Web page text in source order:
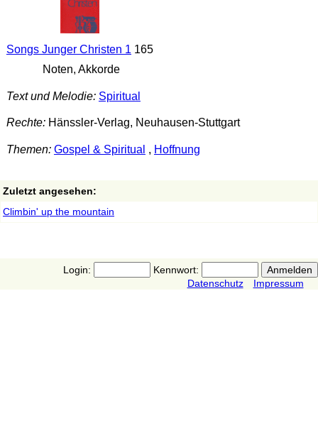
Songs Junger Christen 1 165
Noten, Akkorde
Text und Melodie: Spiritual
Rechte:Hänssler-Verlag, Neuhausen-Stuttgart
Themen: Gospel & Spiritual , Hoffnung
Zuletzt angesehen:
Climbin' up the mountain
Login:
Kennwort:
Datenschutz
Impressum